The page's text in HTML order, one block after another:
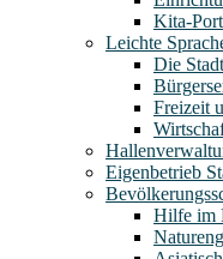
Kita-
Leichte
Die Stadt
Freizeit
Eigenbetrieb
Hilfe im